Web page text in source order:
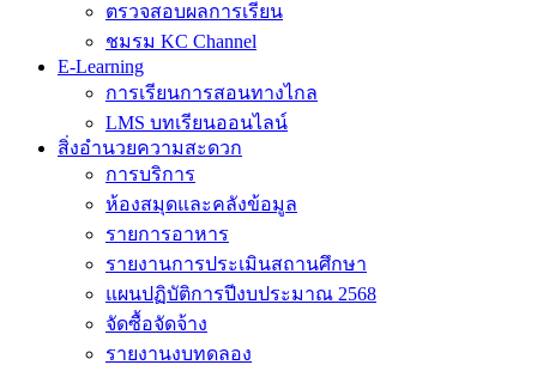
ตรวจสอบผลการเรียน
ชมรม KC Channel
E-Learning
การเรียนการสอนทางไกล
LMS บทเรียนออนไลน์
สิ่งอำนวยความสะดวก
การบริการ
ห้องสมุดและคลังข้อมูล
รายการอาหาร
รายงานการประเมินสถานศึกษา
แผนปฏิบัติการปีงบประมาณ 2568
จัดซื้อจัดจ้าง
รายงานงบทดลอง